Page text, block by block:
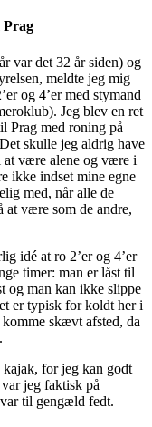
Prag
var det 32 år siden) og
meldte jeg mig
og 4’er med stymand
Jeg blev en ret
Prag med roning på
skulle jeg aldrig have
at være alene og være i
ikke indset mine egne
med, når alle de
at være som de andre,
idé at ro 2’er og 4’er
timer: man er låst til
og man kan ikke slippe
er typisk for koldt her i
skævt afsted, da
for jeg kan godt
jeg faktisk på
til gengæld fedt.